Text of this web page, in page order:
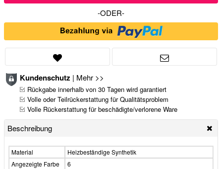
-ODER-
Kundenschutz | Mehr >>
Rückgabe innerhalb von 30 Tagen wird garantiert
Volle oder Teilrückerstattung für Qualitätsproblem
Volle Rückerstattung für beschädigte/verlorene Ware
Beschreibung
Material
Heizbeständige Synthetik
Angezeigte Farbe
6